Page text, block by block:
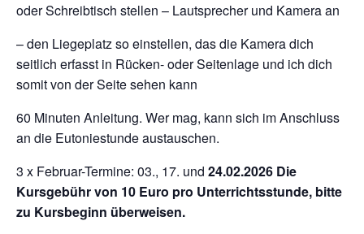
oder Schreibtisch stellen – Lautsprecher und Kamera an
– den Liegeplatz so einstellen, das die Kamera dich
seitlich erfasst in Rücken- oder Seitenlage und ich dich
somit von der Seite sehen kann
60 Minuten Anleitung. Wer mag, kann sich im Anschluss
an die Eutoniestunde austauschen.
3 x Februar-Termine: 03., 17. und 24.02.2026 Die
Kursgebühr von 10 Euro pro Unterrichtsstunde, bitte
zu Kursbeginn überweisen.